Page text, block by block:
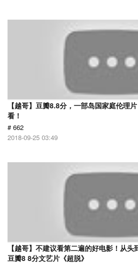
【越哥】豆瓣8.8分，一部岛国家庭伦理
看！
# 662
2018-09-25 03:49
【越哥】不建议看第二遍的好电影！从头
豆瓣8 8分文艺片《超脱》